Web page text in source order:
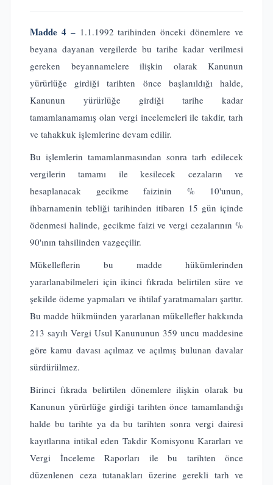
Madde 4 – 1.1.1992 tarihinden önceki dönemlere ve
beyana dayanan vergilerde bu tarihe kadar verilmesi
gereken beyannamelere ilişkin olarak Kanunun
yürürlüğe girdiği tarihten önce başlanıldığı halde,
Kanunun yürürlüğe girdiği tarihe kadar
tamamlanamamış olan vergi incelemeleri ile takdir, tarh
ve tahakkuk işlemlerine devam edilir.
Bu işlemlerin tamamlanmasından sonra tarh edilecek
vergilerin tamamı ile kesilecek cezaların ve
hesaplanacak gecikme faizinin % 10'unun,
ihbarnamenin tebliği tarihinden itibaren 15 gün içinde
ödenmesi halinde, gecikme faizi ve vergi cezalarının %
90'ının tahsilinden vazgeçilir.
Mükelleflerin bu madde hükümlerinden
yararlanabilmeleri için ikinci fıkrada belirtilen süre ve
şekilde ödeme yapmaları ve ihtilaf yaratmamaları şarttır.
Bu madde hükmünden yararlanan mükellefler hakkında
213 sayılı Vergi Usul Kanununun 359 uncu maddesine
göre kamu davası açılmaz ve açılmış bulunan davalar
sürdürülmez.
Birinci fıkrada belirtilen dönemlere ilişkin olarak bu
Kanunun yürürlüğe girdiği tarihten önce tamamlandığı
halde bu tarihte ya da bu tarihten sonra vergi dairesi
kayıtlarına intikal eden Takdir Komisyonu Kararları ve
Vergi İnceleme Raporları ile bu tarihten önce
düzenlenen ceza tutanakları üzerine gerekli tarh ve